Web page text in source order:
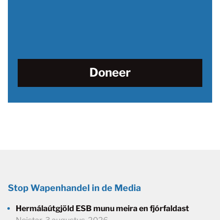
Doneer
Stop Wapenhandel in de Media
Hermálaútgjöld ESB munu meira en fjórfaldast